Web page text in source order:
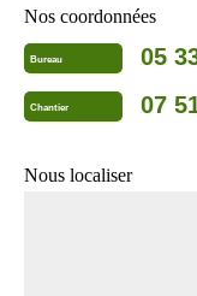
Nos coordonnées
Bureau 05
Chantier 07
Nous localiser